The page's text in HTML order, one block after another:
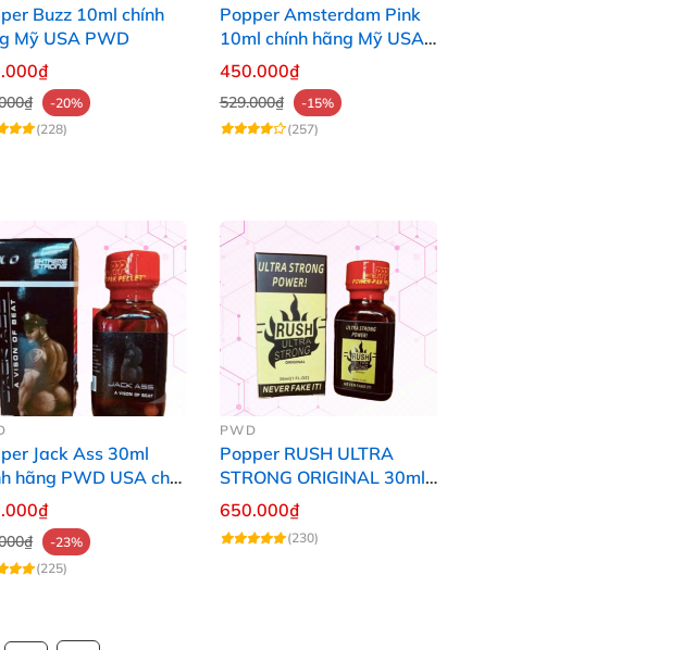
Buzz 10ml chính
Mỹ USA PWD
-20%
(228)
Popper Amsterdam Pink
10ml chính hãng Mỹ USA
PWD
450.000₫
529.000₫
-15%
(257)
Jack Ass 30ml
hãng PWD USA cho
Bot
-23%
(225)
PWD
Popper RUSH ULTRA
STRONG ORIGINAL 30ml
Chính Hãng Mỹ PWD
650.000₫
(230)